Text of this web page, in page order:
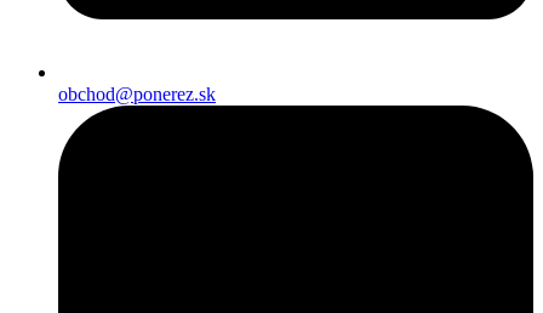
obchod@ponerez.sk